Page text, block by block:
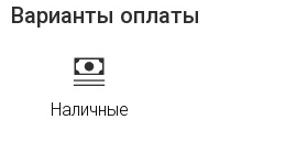
Варианты оплаты
Наличные